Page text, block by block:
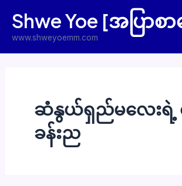
content
Shwe Yoe [အပြာစ
www.shweyoemm.com
ဆံနွယ်ရှည်မလေးရဲ့
ခန်းည